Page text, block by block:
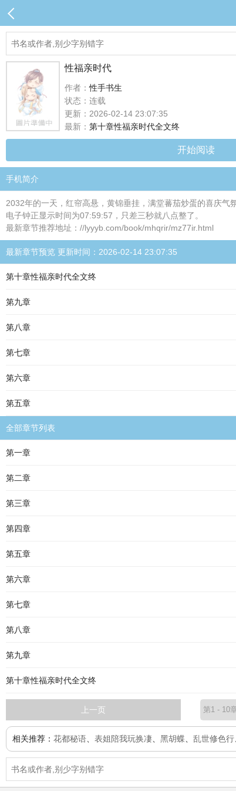
性福亲时代
作者：性手书生
状态：连载
更新：2026-02-14 23:07:35
最新： 第十章性福亲时代全文终
开始阅读
手机简介
2032年的一天，红帘高悬，黄锦垂挂，满堂蕃茄炒蛋的喜庆
电子钟正显示时间为07:59:57，只差三秒就八点整了。
最新章节推荐地址：//lyyyb.com/book/mhqrir/mz77ir.html
最新章节预览 更新时间：2026-02-14 23:07:35
第十章性福亲时代全文终
第九章
第八章
第七章
第六章
第五章
全部章节列表
第一章
第二章
第三章
第四章
第五章
第六章
第七章
第八章
第九章
第十章性福亲时代全文终
上一页
相关推荐： 花都秘语 表姐陪我玩换凄 黑胡蝶 乱世修色行